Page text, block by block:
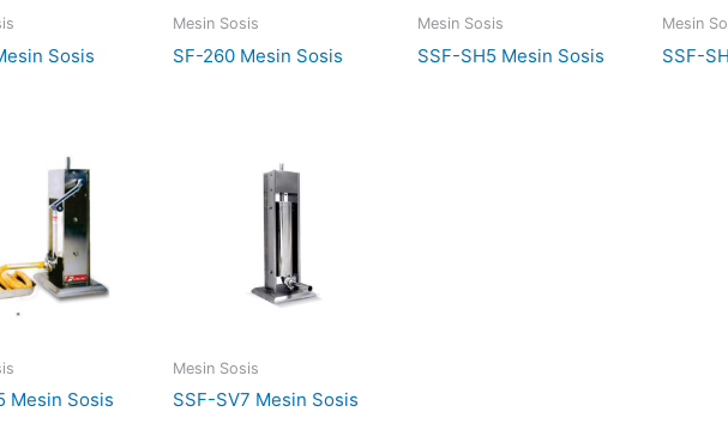
Sosis
Mesin Sosis
SF-260 Mesin Sosis
Mesin Sosis
SSF-SH5 Mesin Sosis
Mesin
SSF-
Mesin Sosis
Mesin Sosis
SSF-SV7 Mesin Sosis